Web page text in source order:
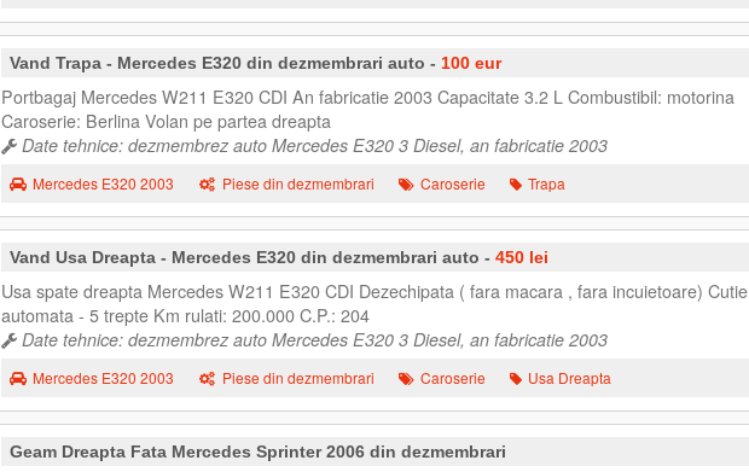
Vand Trapa - Mercedes E320 din dezmembrari auto - 100 eur
Portbagaj Mercedes W211 E320 CDI An fabricatie 2003 Capacitate 3.2 L Combustibil: motorina
Caroserie: Berlina Volan pe partea dreapta
Date tehnice: dezmembrez auto Mercedes E320 3 Diesel, an fabricatie 2003
Mercedes E320 2003 Piese din dezmembrari Caroserie Trapa
Vand Usa Dreapta - Mercedes E320 din dezmembrari auto - 450 lei
Usa spate dreapta Mercedes W211 E320 CDI Dezechipata ( fara macara , fara incuietoare) Cutie
automata - 5 trepte Km rulati: 200.000 C.P.: 204
Date tehnice: dezmembrez auto Mercedes E320 3 Diesel, an fabricatie 2003
Mercedes E320 2003 Piese din dezmembrari Caroserie Usa Dreapta
Geam Dreapta Fata Mercedes Sprinter 2006 din dezmembrari